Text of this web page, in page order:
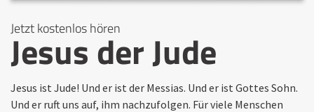
Jetzt kostenlos hören
Jesus der Jude
Jesus ist Jude! Und er ist der Messias. Und er ist Gottes Sohn.
Und er ruft uns auf, ihm nachzufolgen. Für viele Menschen